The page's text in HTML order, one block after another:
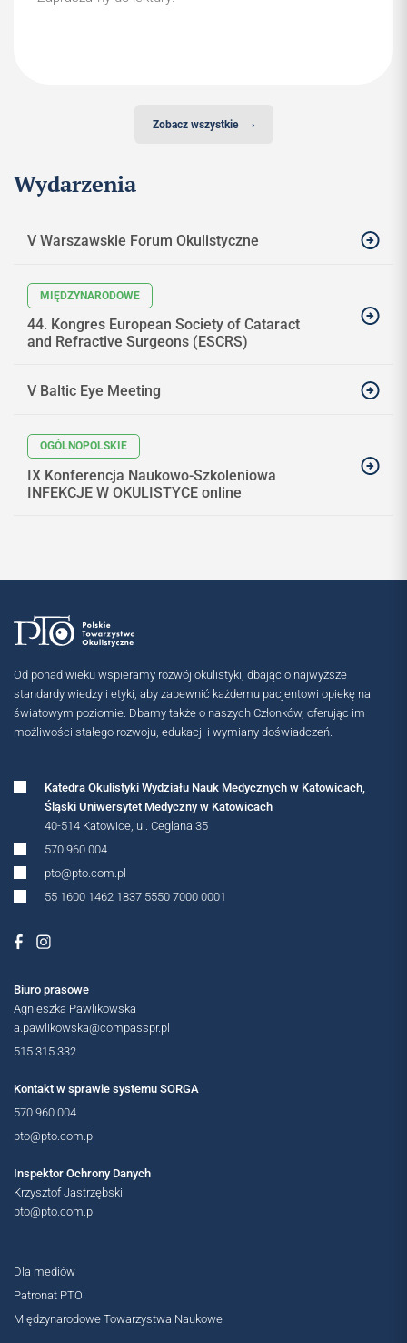
Zobacz wszystkie ›
Wydarzenia
V Warszawskie Forum Okulistyczne
44. Kongres European Society of Cataract
and Refractive Surgeons (ESCRS)
V Baltic Eye Meeting
OGÓLNOPOLSKIE
IX Konferencja Naukowo-Szkoleniowa
INFEKCJE W OKULISTYCE online
Od ponad wieku wspieramy rozwój okulistyki, dbając o najwyższe
standardy wiedzy i etyki, aby zapewnić każdemu pacjentowi opiekę na
światowym poziomie. Dbamy także o naszych Członków, oferując im
możliwości stałego rozwoju, edukacji i wymiany doświadczeń.
Katedra Okulistyki Wydziału Nauk Medycznych w Katowicach,
Śląski Uniwersytet Medyczny w Katowicach
40-514 Katowice, ul. Ceglana 35
570 960 004
pto@pto.com.pl
55 1600 1462 1837 5550 7000 0001
Biuro prasowe
Agnieszka Pawlikowska
a.pawlikowska@compasspr.pl
515 315 332
Kontakt w sprawie systemu SORGA
570 960 004
pto@pto.com.pl
Inspektor Ochrony Danych
Krzysztof Jastrzębski
pto@pto.com.pl
Dla mediów
Patronat PTO
Międzynarodowe Towarzystwa Naukowe